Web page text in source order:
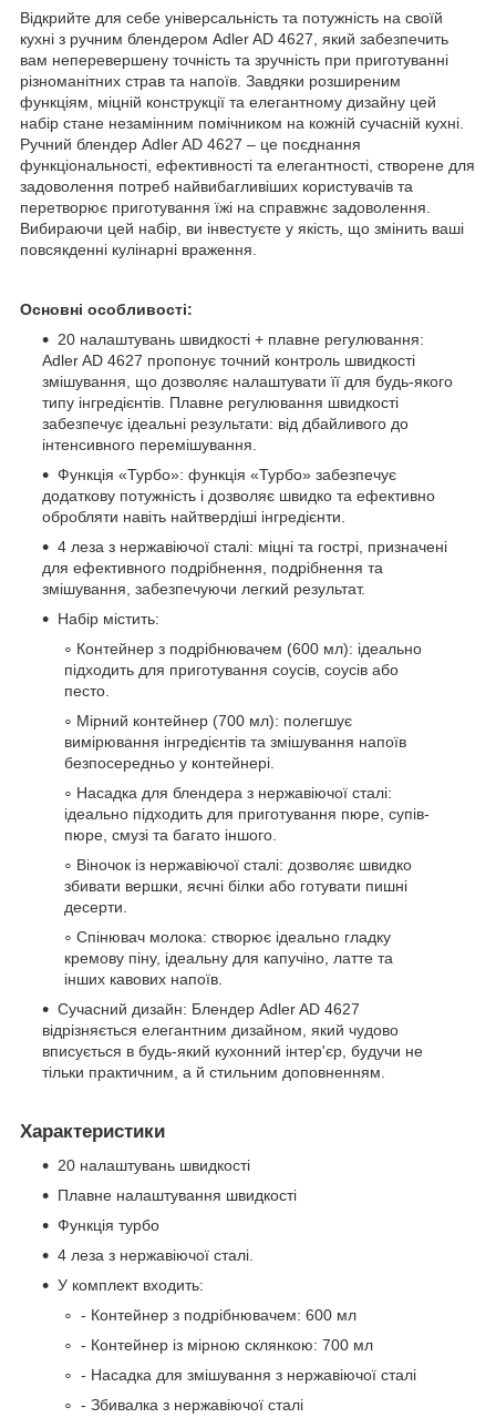
Відкрийте для себе універсальність та потужність на своїй
кухні з ручним блендером Adler AD 4627, який забезпечить
вам неперевершену точність та зручність при приготуванні
різноманітних страв та напоїв. Завдяки розширеним
функціям, міцній конструкції та елегантному дизайну цей
набір стане незамінним помічником на кожній сучасній кухні.
Ручний блендер Adler AD 4627 – це поєднання
функціональності, ефективності та елегантності, створене для
задоволення потреб найвибагливіших користувачів та
перетворює приготування їжі на справжнє задоволення.
Вибираючи цей набір, ви інвестуєте у якість, що змінить ваші
повсякденні кулінарні враження.
Основні особливості:
20 налаштувань швидкості + плавне регулювання:
Adler AD 4627 пропонує точний контроль швидкості
змішування, що дозволяє налаштувати її для будь-якого
типу інгредієнтів. Плавне регулювання швидкості
забезпечує ідеальні результати: від дбайливого до
інтенсивного перемішування.
Функція «Турбо»: функція «Турбо» забезпечує
додаткову потужність і дозволяє швидко та ефективно
обробляти навіть найтвердіші інгредієнти.
4 леза з нержавіючої сталі: міцні та гострі, призначені
для ефективного подрібнення, подрібнення та
змішування, забезпечуючи легкий результат.
Набір містить:
Контейнер з подрібнювачем (600 мл): ідеально
підходить для приготування соусів, соусів або
песто.
Мірний контейнер (700 мл): полегшує
вимірювання інгредієнтів та змішування напоїв
безпосередньо у контейнері.
Насадка для блендера з нержавіючої сталі:
ідеально підходить для приготування пюре, супів-
пюре, смузі та багато іншого.
Віночок із нержавіючої сталі: дозволяє швидко
збивати вершки, яєчні білки або готувати пишні
десерти.
Спінювач молока: створює ідеально гладку
кремову піну, ідеальну для капучіно, латте та
інших кавових напоїв.
Сучасний дизайн: Блендер Adler AD 4627
відрізняється елегантним дизайном, який чудово
вписується в будь-який кухонний інтер'єр, будучи не
тільки практичним, а й стильним доповненням.
Характеристики
20 налаштувань швидкості
Плавне налаштування швидкості
Функція турбо
4 леза з нержавіючої сталі.
У комплект входить:
- Контейнер з подрібнювачем: 600 мл
- Контейнер із мірною склянкою: 700 мл
- Насадка для змішування з нержавіючої сталі
- Збивалка з нержавіючої сталі